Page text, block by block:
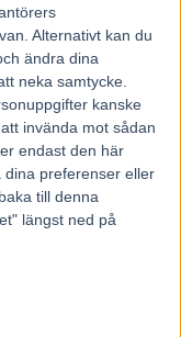
Alternativt kan du
ändra dina
neka samtycke.
kanske
invända mot sådan
endast den här
preferenser eller
till denna
längst ned på
ÖSTERSUND 8
RÄTTVIK 1